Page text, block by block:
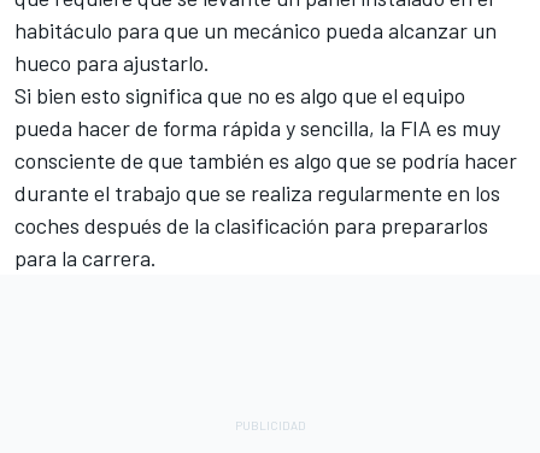
habitáculo para que un mecánico pueda alcanzar un
hueco para ajustarlo.
Si bien esto significa que no es algo que el equipo
pueda hacer de forma rápida y sencilla, la FIA es muy
consciente de que también es algo que se podría hacer
durante el trabajo que se realiza regularmente en los
coches después de la clasificación para prepararlos
para la carrera.